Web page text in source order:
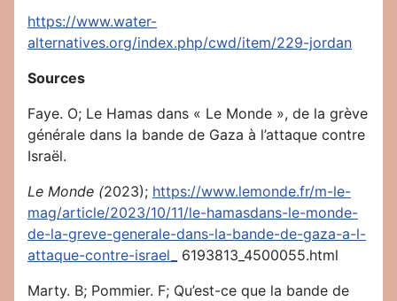
https://www.water-
alternatives.org/index.php/cwd/item/229-jordan
Sources
Faye. O; Le Hamas dans « Le Monde », de la grève
générale dans la bande de Gaza à l’attaque contre
Israël.
Le Monde (2023); https://www.lemonde.fr/m-le-
mag/article/2023/10/11/le-hamasdans-le-monde-
de-la-greve-generale-dans-la-bande-de-gaza-a-l-
attaque-contre-israel_
6193813_4500055.html
Marty. B; Pommier. F; Qu’est-ce que la bande de